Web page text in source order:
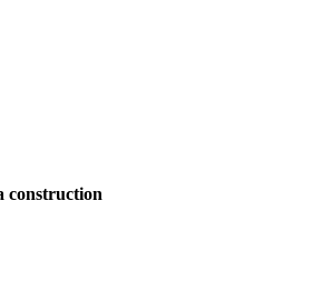
construction